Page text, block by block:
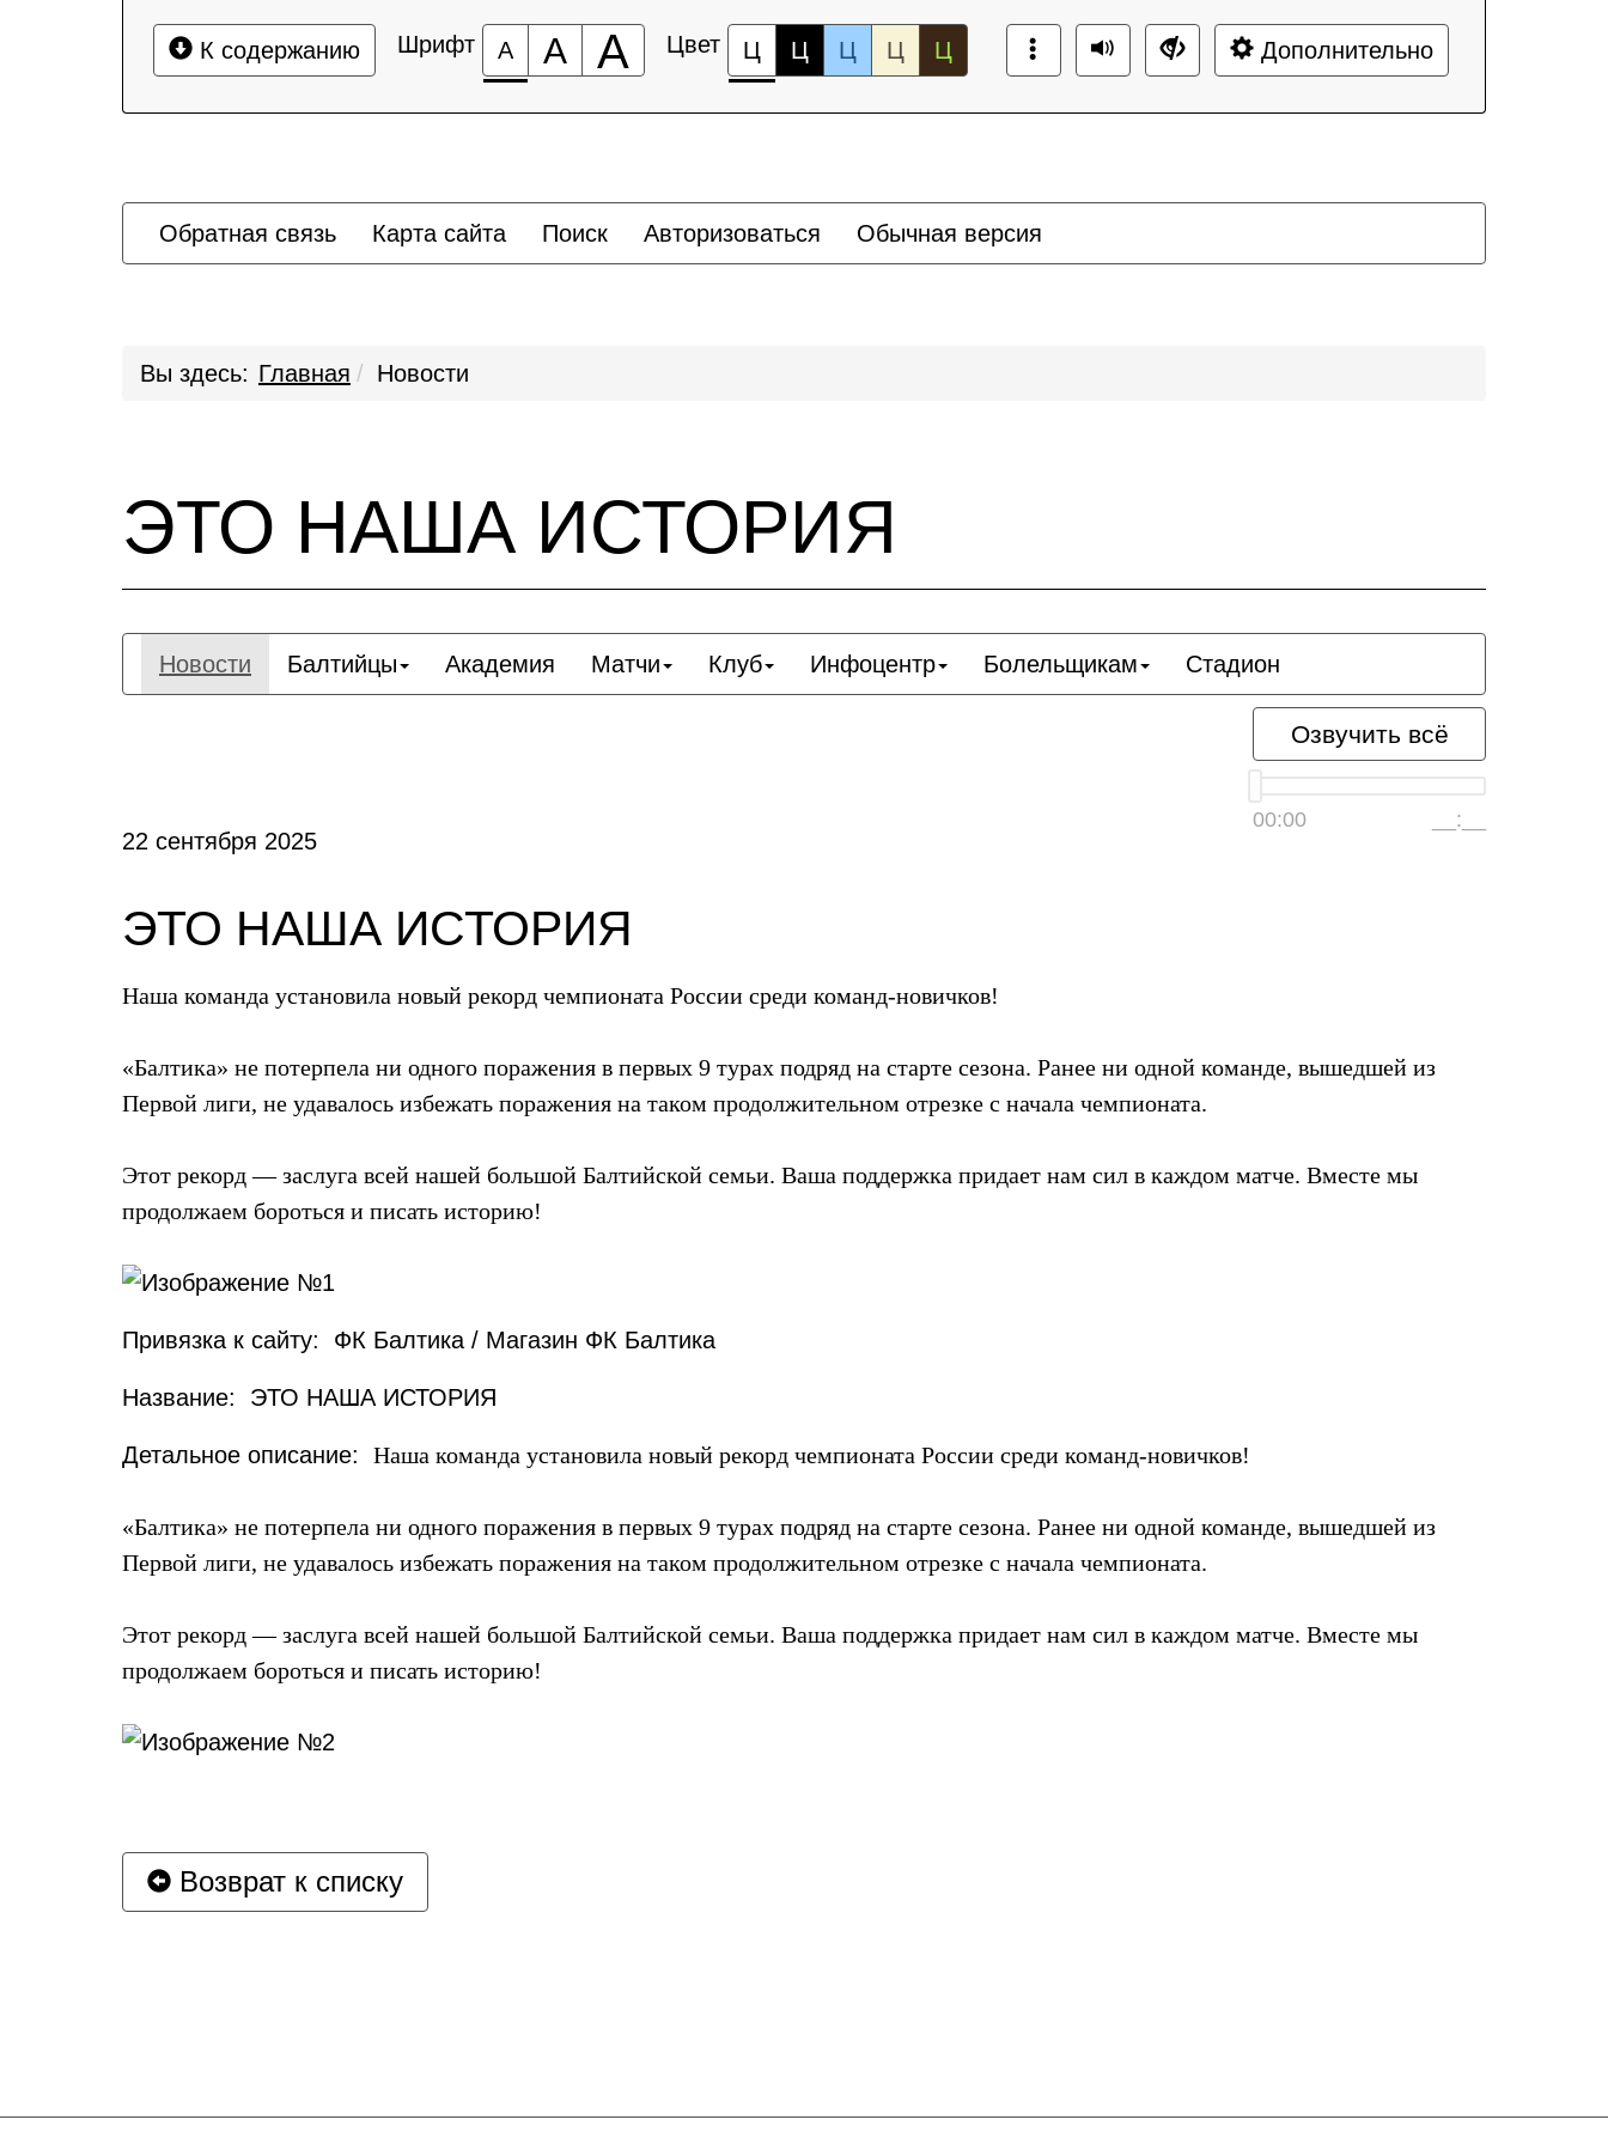
К содержанию Шрифт А А А Цвет Ц Ц Ц Ц Ц Дополнительно
Обратная связь Карта сайта Поиск Авторизоваться Обычная версия
Вы здесь: Главная Новости
ЭТО НАША ИСТОРИЯ
Новости Балтийцы Академия Матчи Клуб Инфоцентр Болельщикам Стадион
Озвучить всё
00:00 __:__
22 сентября 2025
ЭТО НАША ИСТОРИЯ
Наша команда установила новый рекорд чемпионата России среди команд-новичков!
«Балтика» не потерпела ни одного поражения в первых 9 турах подряд на старте сезона. Ранее ни одной команде, вышедшей из
Первой лиги, не удавалось избежать поражения на таком продолжительном отрезке с начала чемпионата.
Этот рекорд — заслуга всей нашей большой Балтийской семьи. Ваша поддержка придает нам сил в каждом матче. Вместе мы
продолжаем бороться и писать историю!
Привязка к сайту: ФК Балтика / Магазин ФК Балтика
Название: ЭТО НАША ИСТОРИЯ
Детальное описание: Наша команда установила новый рекорд чемпионата России среди команд-новичков!
«Балтика» не потерпела ни одного поражения в первых 9 турах подряд на старте сезона. Ранее ни одной команде, вышедшей из
Первой лиги, не удавалось избежать поражения на таком продолжительном отрезке с начала чемпионата.
Этот рекорд — заслуга всей нашей большой Балтийской семьи. Ваша поддержка придает нам сил в каждом матче. Вместе мы
продолжаем бороться и писать историю!
Возврат к списку